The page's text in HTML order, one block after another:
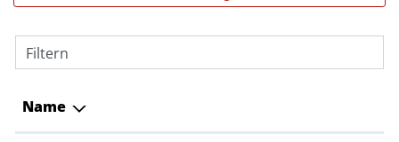
Filtern
Name